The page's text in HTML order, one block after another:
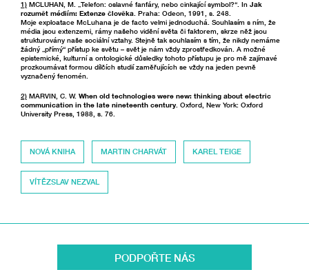
1) MCLUHAN, M. „Telefon: oslavné fanfáry, nebo cinkající symbol?“. In Jak
rozumět médiím: Extenze člověka . Praha: Odeon, 1991, s. 248.
Moje exploatace McLuhana je de facto velmi jednoduchá. Souhlasím s ním, že
média jsou extenzemi, rámy našeho vidění světa či faktorem, skrze něž jsou
strukturovány naše sociální vztahy. Stejně tak souhlasím s tím, že nikdy nemáme
žádný „přímý“ přístup ke světu – svět je nám vždy zprostředkován. A možné
epistemické, kulturní a ontologické důsledky tohoto přístupu je pro mě zajímavé
prozkoumávat formou dílčích studií zaměřujících se vždy na jeden pevně
vyznačený fenomén.
2) MARVIN, C. W. When old technologies were new: thinking about electric
communication in the late nineteenth century . Oxford, New York: Oxford
University Press, 1988, s. 76.
NOVÁ KNIHA MARTIN CHARVÁT KAREL TEIGE
VÍTĚZSLAV NEZVAL
PODPOŘTE NÁS